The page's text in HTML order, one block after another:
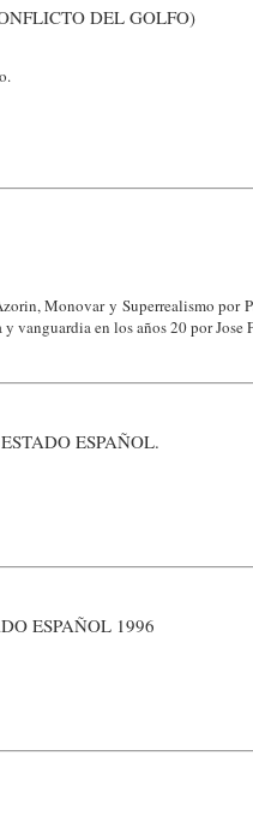
DEL GOLFO)
Monovar y Superrealismo por
vanguardia en los años 20 por Jose
ESPAÑOL.
ESPAÑOL 1996